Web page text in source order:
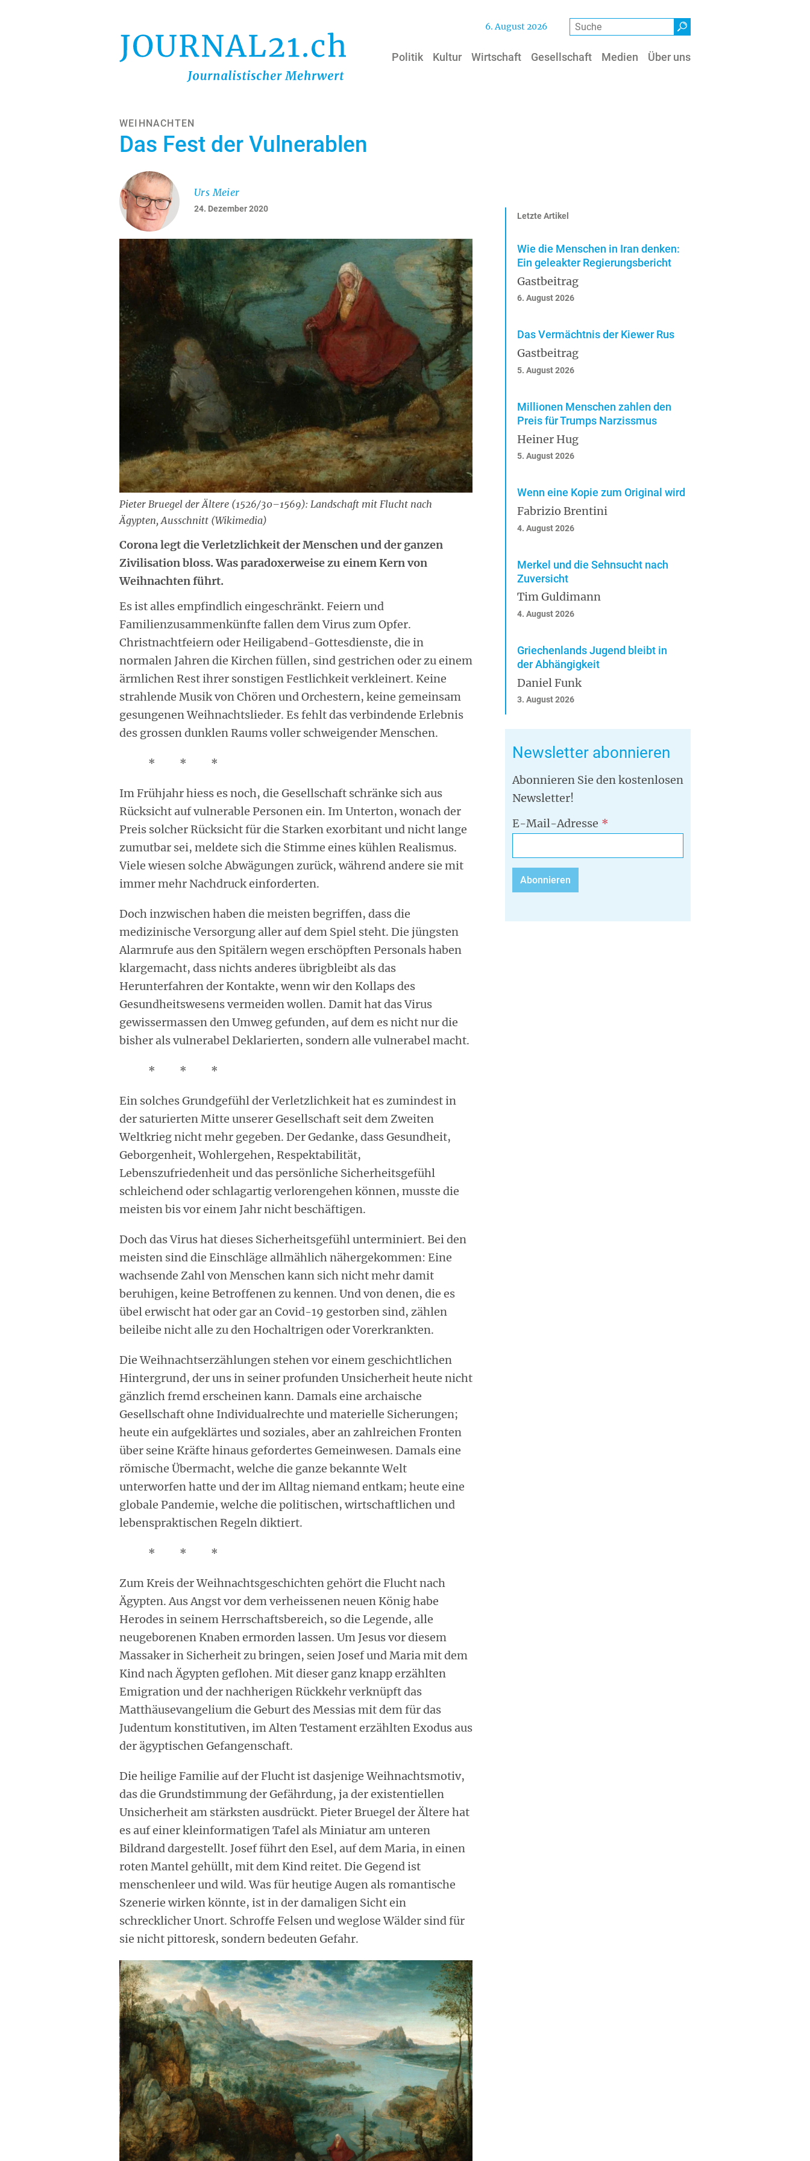
6. August 2026 Suche
Politik Kultur Wirtschaft Gesellschaft Medien Über uns
WEIHNACHTEN
Das Fest der Vulnerablen
24. Dezember 2020
Urs Meier
Pieter Bruegel der Ältere (1526/30–1569): Landschaft mit Flucht nach
Ägypten, Ausschnitt (Wikimedia)
Corona legt die Verletzlichkeit der Menschen und der ganzen
Zivilisation bloss. Was paradoxerweise zu einem Kern von
Weihnachten führt.
Es ist alles empfindlich eingeschränkt. Feiern und
Familienzusammenkünfte fallen dem Virus zum Opfer.
Christnachtfeiern oder Heiligabend-Gottesdienste, die in
normalen Jahren die Kirchen füllen, sind gestrichen oder zu einem
ärmlichen Rest ihrer sonstigen Festlichkeit verkleinert. Keine
strahlende Musik von Chören und Orchestern, keine gemeinsam
gesungenen Weihnachtslieder. Es fehlt das verbindende Erlebnis
des grossen dunklen Raums voller schweigender Menschen.
* * *
Im Frühjahr hiess es noch, die Gesellschaft schränke sich aus
Rücksicht auf vulnerable Personen ein. Im Unterton, wonach der
Preis solcher Rücksicht für die Starken exorbitant und nicht lange
zumutbar sei, meldete sich die Stimme eines kühlen Realismus.
Viele wiesen solche Abwägungen zurück, während andere sie mit
immer mehr Nachdruck einforderten.
Doch inzwischen haben die meisten begriffen, dass die
medizinische Versorgung aller auf dem Spiel steht. Die jüngsten
Alarmrufe aus den Spitälern wegen erschöpften Personals haben
klargemacht, dass nichts anderes übrigbleibt als das
Herunterfahren der Kontakte, wenn wir den Kollaps des
Gesundheitswesens vermeiden wollen. Damit hat das Virus
gewissermassen den Umweg gefunden, auf dem es nicht nur die
bisher als vulnerabel Deklarierten, sondern alle vulnerabel macht.
* * *
Ein solches Grundgefühl der Verletzlichkeit hat es zumindest in
der saturierten Mitte unserer Gesellschaft seit dem Zweiten
Weltkrieg nicht mehr gegeben. Der Gedanke, dass Gesundheit,
Geborgenheit, Wohlergehen, Respektabilität,
Lebenszufriedenheit und das persönliche Sicherheitsgefühl
schleichend oder schlagartig verlorengehen können, musste die
meisten bis vor einem Jahr nicht beschäftigen.
Doch das Virus hat dieses Sicherheitsgefühl unterminiert. Bei den
meisten sind die Einschläge allmählich nähergekommen: Eine
wachsende Zahl von Menschen kann sich nicht mehr damit
beruhigen, keine Betroffenen zu kennen. Und von denen, die es
übel erwischt hat oder gar an Covid-19 gestorben sind, zählen
beileibe nicht alle zu den Hochaltrigen oder Vorerkrankten.
Die Weihnachtserzählungen stehen vor einem geschichtlichen
Hintergrund, der uns in seiner profunden Unsicherheit heute nicht
gänzlich fremd erscheinen kann. Damals eine archaische
Gesellschaft ohne Individualrechte und materielle Sicherungen;
heute ein aufgeklärtes und soziales, aber an zahlreichen Fronten
über seine Kräfte hinaus gefordertes Gemeinwesen. Damals eine
römische Übermacht, welche die ganze bekannte Welt
unterworfen hatte und der im Alltag niemand entkam; heute eine
globale Pandemie, welche die politischen, wirtschaftlichen und
lebenspraktischen Regeln diktiert.
* * *
Zum Kreis der Weihnachtsgeschichten gehört die Flucht nach
Ägypten. Aus Angst vor dem verheissenen neuen König habe
Herodes in seinem Herrschaftsbereich, so die Legende, alle
neugeborenen Knaben ermorden lassen. Um Jesus vor diesem
Massaker in Sicherheit zu bringen, seien Josef und Maria mit dem
Kind nach Ägypten geflohen. Mit dieser ganz knapp erzählten
Emigration und der nachherigen Rückkehr verknüpft das
Matthäusevangelium die Geburt des Messias mit dem für das
Judentum konstitutiven, im Alten Testament erzählten Exodus aus
der ägyptischen Gefangenschaft.
Die heilige Familie auf der Flucht ist dasjenige Weihnachtsmotiv,
das die Grundstimmung der Gefährdung, ja der existentiellen
Unsicherheit am stärksten ausdrückt. Pieter Bruegel der Ältere hat
es auf einer kleinformatigen Tafel als Miniatur am unteren
Bildrand dargestellt. Josef führt den Esel, auf dem Maria, in einen
roten Mantel gehüllt, mit dem Kind reitet. Die Gegend ist
menschenleer und wild. Was für heutige Augen als romantische
Szenerie wirken könnte, ist in der damaligen Sicht ein
schrecklicher Unort. Schroffe Felsen und weglose Wälder sind für
sie nicht pittoresk, sondern bedeuten Gefahr.
Letzte Artikel
Wie die Menschen in Iran denken:
Ein geleakter Regierungsbericht
Gastbeitrag
6. August 2026
Das Vermächtnis der Kiewer Rus
Gastbeitrag
5. August 2026
Millionen Menschen zahlen den
Preis für Trumps Narzissmus
Heiner Hug
5. August 2026
Wenn eine Kopie zum Original wird
Fabrizio Brentini
4. August 2026
Merkel und die Sehnsucht nach
Zuversicht
Tim Guldimann
4. August 2026
Griechenlands Jugend bleibt in
der Abhängigkeit
Daniel Funk
3. August 2026
Newsletter abonnieren
Abonnieren Sie den kostenlosen
Newsletter!
E-Mail-Adresse